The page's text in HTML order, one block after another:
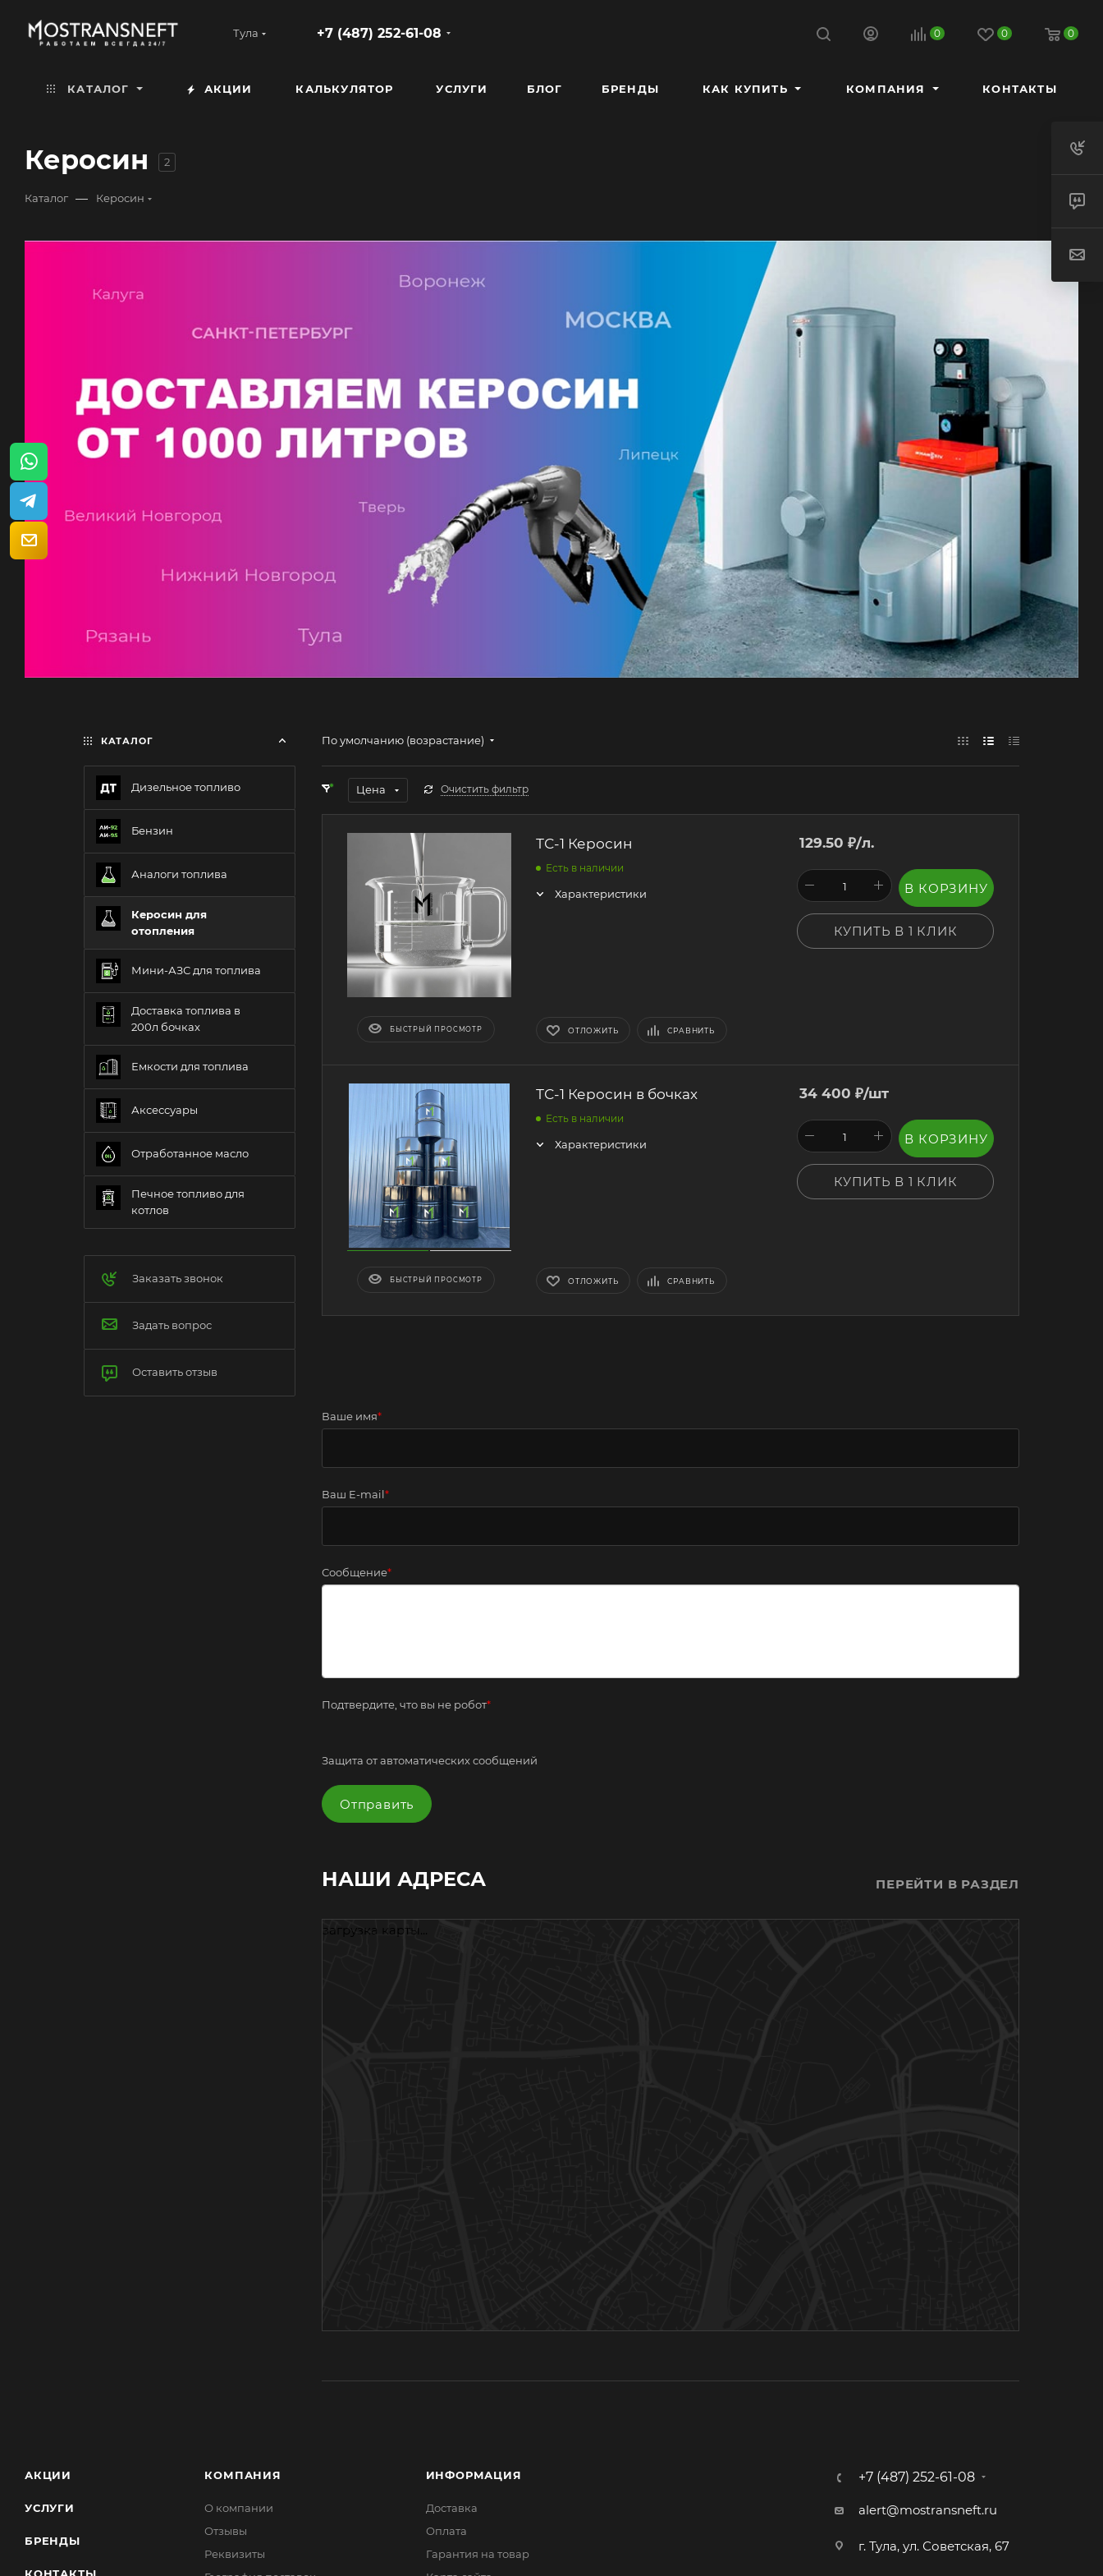
Тула +7 (487) 252-61-08 0 0 0
КАТАЛОГ АКЦИИ КАЛЬКУЛЯТОР УСЛУГИ БЛОГ БРЕНДЫ КАК КУПИТЬ КОМПАНИЯ КОНТАКТЫ
Керосин 2
Каталог — Керосин
По умолчанию (возрастание)
Цена Очистить фильтр
БЫСТРЫЙ ПРОСМОТР
ТС-1 Керосин
Есть в наличии
Характеристики
ОТЛОЖИТЬ СРАВНИТЬ
129.50 ₽/л.
В КОРЗИНУ
КУПИТЬ В 1 КЛИК
БЫСТРЫЙ ПРОСМОТР
ТС-1 Керосин в бочках
Есть в наличии
Характеристики
ОТЛОЖИТЬ СРАВНИТЬ
34 400 ₽/шт
В КОРЗИНУ
КУПИТЬ В 1 КЛИК
Ваше имя*
Ваш E-mail*
Сообщение*
Подтвердите, что вы не робот*
Защита от автоматических сообщений
НАШИ АДРЕСА ПЕРЕЙТИ В РАЗДЕЛ
загрузка карты...
КАТАЛОГ
Дизельное топливо
Бензин
Аналоги топлива
Керосин для
отопления
Мини-АЗС для топлива
Доставка топлива в
200л бочках
Емкости для топлива
Аксессуары
Отработанное масло
Печное топливо для
котлов
Заказать звонок
Задать вопрос
Оставить отзыв
АКЦИИ
УСЛУГИ
БРЕНДЫ
КОМПАНИЯ
О компании
Отзывы
Реквизиты
ИНФОРМАЦИЯ
Доставка
Оплата
Гарантия на товар
+7 (487) 252-61-08
alert@mostransneft.ru
г. Тула, ул. Советская, 67